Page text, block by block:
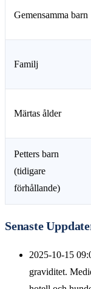
Gemensamma barn
Familj
Märtas ålder
Petters barn
(tidigare
förhållande)
Senaste
2025-10-15
graviditet.